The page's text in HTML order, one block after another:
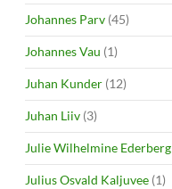
Johannes Parv (45)
Johannes Vau (1)
Juhan Kunder (12)
Juhan Liiv (3)
Julie Wilhelmine Ederberg
Julius Osvald Kaljuvee (1)